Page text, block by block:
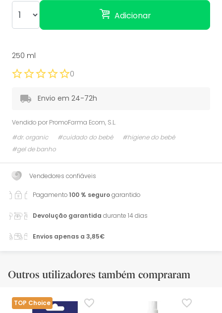
Adicionar
250 ml
0
Envio em 24-72h
Vendido por PromoFarma Ecom, S.L.
#dr. organic
#cuidado do bebé
#higiene do bebé
#gel de banho
Vendedores confiáveis
Pagamento100 % segurogarantido
Devolução garantida durante 14 dias
Envios apenas a 3,85€
Outros utilizadores também compraram
TOP Choice